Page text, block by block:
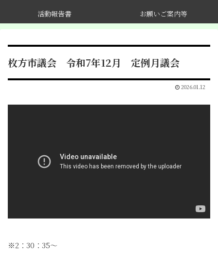
活動報告書
お願いご案内等
枚方市議会 令和7年12月 定例月議会
2026.01.12
※2：30：35〜